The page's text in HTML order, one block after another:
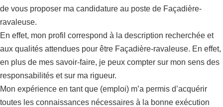
de vous proposer ma candidature au poste de Façadière-
ravaleuse.
En effet, mon profil correspond à la description recherchée et
aux qualités attendues pour être Façadière-ravaleuse. En effet,
en plus de mes savoir-faire, je peux compter sur mon sens des
responsabilités et sur ma rigueur.
Mon expérience en tant que (emploi) m’a permis d’acquérir
toutes les connaissances nécessaires à la bonne exécution